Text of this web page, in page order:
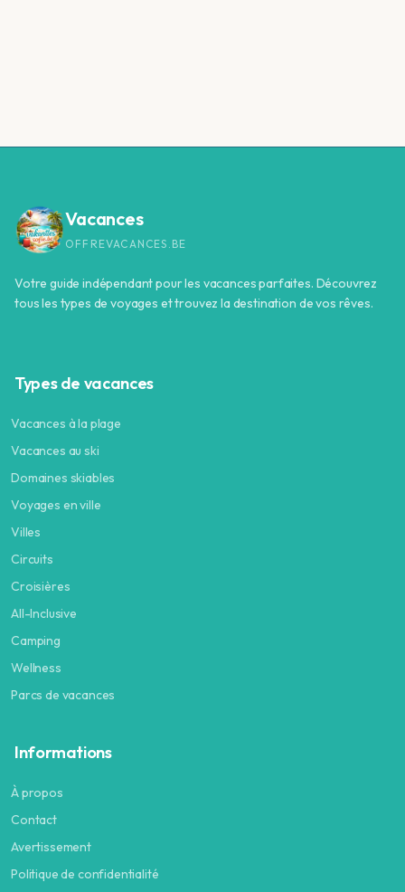
Vacances
OFFREVACANCES.BE
Votre guide indépendant pour les vacances parfaites. Découvrez
tous les types de voyages et trouvez la destination de vos rêves.
Types de vacances
Vacances à la plage
Vacances au ski
Domaines skiables
Voyages en ville
Villes
Circuits
Croisières
All-Inclusive
Camping
Wellness
Parcs de vacances
Informations
À propos
Contact
Avertissement
Politique de confidentialité